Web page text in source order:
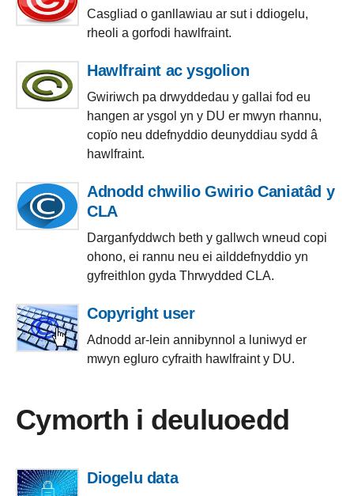
Casgliad o ganllawiau ar sut i ddiogelu,
rheoli a gorfodi hawlfraint.
Hawlfraint ac ysgolion
Gwiriwch pa drwyddedau y gallai fod eu
hangen ar ysgol yn y DU er mwyn rhannu,
copïo neu ddefnyddio deunyddiau sydd â
hawlfraint.
Adnodd chwilio Gwirio Caniatâd y
CLA
Darganfyddwch beth y gallwch wneud copi
ohono, ei rannu neu ei ailddefnyddio yn
gyfreithlon gyda Thrwydded CLA.
Copyright user
Adnodd ar-lein annibynnol a luniwyd er
mwyn egluro cyfraith hawlfraint y DU.
Cymorth i deuluoedd
Diogelu data